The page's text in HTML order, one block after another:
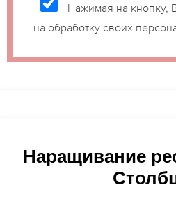
Нажимая на кнопку,
на обработку своих
Наращивание